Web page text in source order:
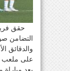
حقق
التضامن
والدقائق
على ملعب